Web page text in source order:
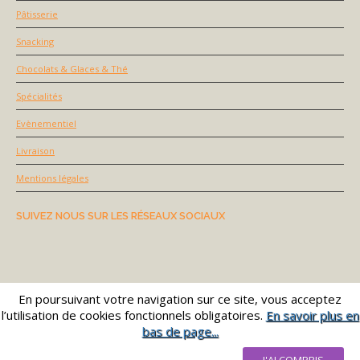
Pâtisserie
Snacking
Chocolats & Glaces & Thé
Spécialités
Evènementiel
Livraison
Mentions légales
SUIVEZ NOUS SUR LES RÉSEAUX SOCIAUX
STEPHANE PACHOT (Pachot-Web)|Administration
En poursuivant votre navigation sur ce site, vous acceptez
l’utilisation de cookies fonctionnels obligatoires. En savoir plus en
bas de page...